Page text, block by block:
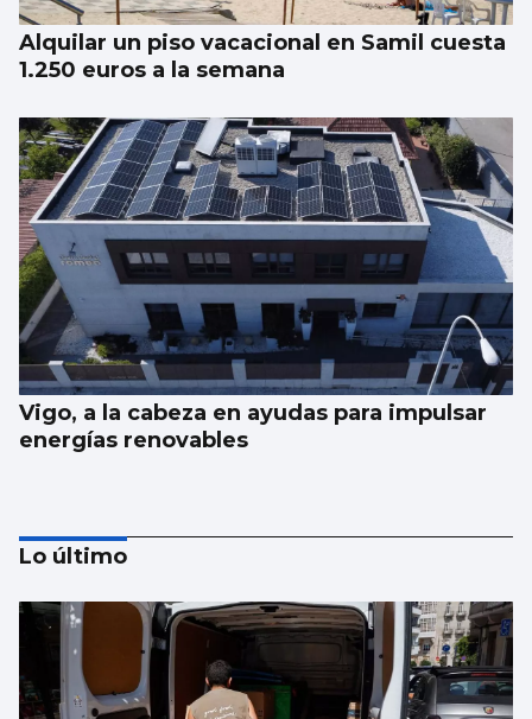
Alquilar un piso vacacional en Samil cuesta
1.250 euros a la semana
Vigo, a la cabeza en ayudas para impulsar
energías renovables
Lo último